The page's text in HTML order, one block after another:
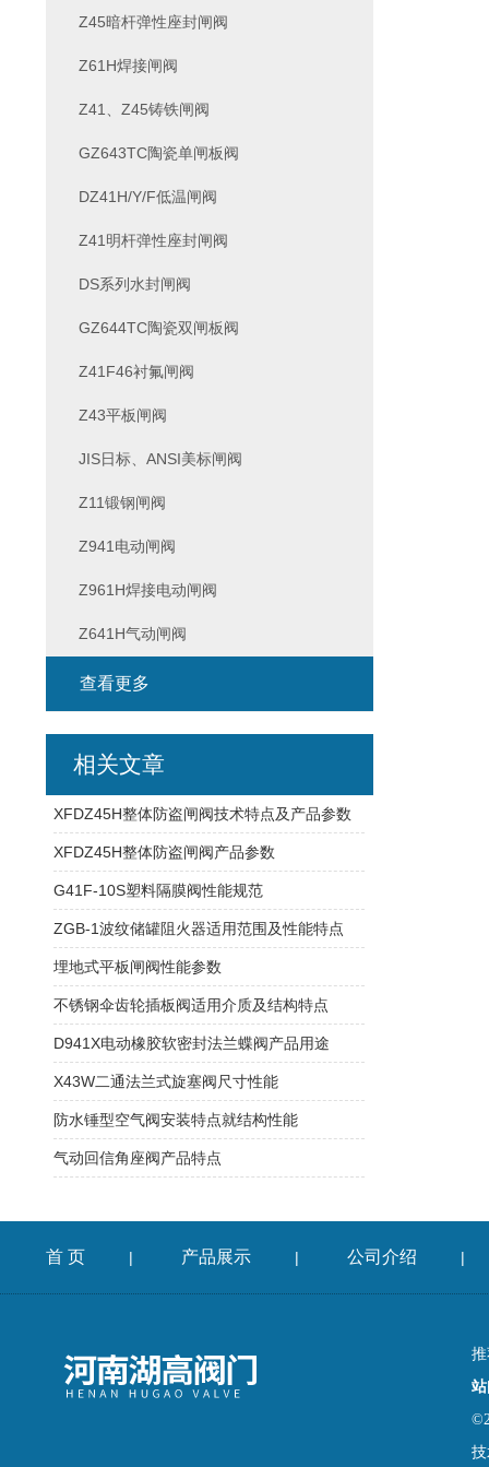
Z45暗杆弹性座封闸阀
Z61H焊接闸阀
Z41、Z45铸铁闸阀
GZ643TC陶瓷单闸板阀
DZ41H/Y/F低温闸阀
Z41明杆弹性座封闸阀
DS系列水封闸阀
GZ644TC陶瓷双闸板阀
Z41F46衬氟闸阀
Z43平板闸阀
JIS日标、ANSI美标闸阀
Z11锻钢闸阀
Z941电动闸阀
Z961H焊接电动闸阀
Z641H气动闸阀
查看更多
相关文章
XFDZ45H整体防盗闸阀技术特点及产品参数
XFDZ45H整体防盗闸阀产品参数
G41F-10S塑料隔膜阀性能规范
ZGB-1波纹储罐阻火器适用范围及性能特点
埋地式平板闸阀性能参数
不锈钢伞齿轮插板阀适用介质及结构特点
D941X电动橡胶软密封法兰蝶阀产品用途
X43W二通法兰式旋塞阀尺寸性能
防水锤型空气阀安装特点就结构性能
气动回信角座阀产品特点
首 页 | 产品展示 | 公司介绍 |